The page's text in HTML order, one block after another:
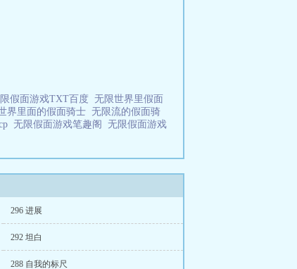
假面游戏TXT百度 无限世界里假面
界里面的假面骑士 无限流的假面骑
无限假面游戏笔趣阁 无限假面游戏
296 进展
292 坦白
288 自我的标尺